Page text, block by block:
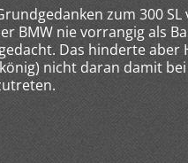
zum 300 SL
BMW nie vorrangig als
Das hinderte aber
nicht daran damit bei